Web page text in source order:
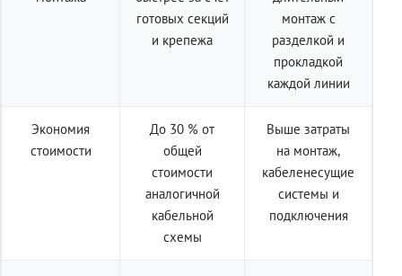
готовых секций
и крепежа
монтаж с
разделкой и
прокладкой
каждой линии
Экономия
стоимости
До 30 % от
общей
стоимости
аналогичной
кабельной
схемы
Выше затраты
на монтаж,
кабеленесущие
системы и
подключения